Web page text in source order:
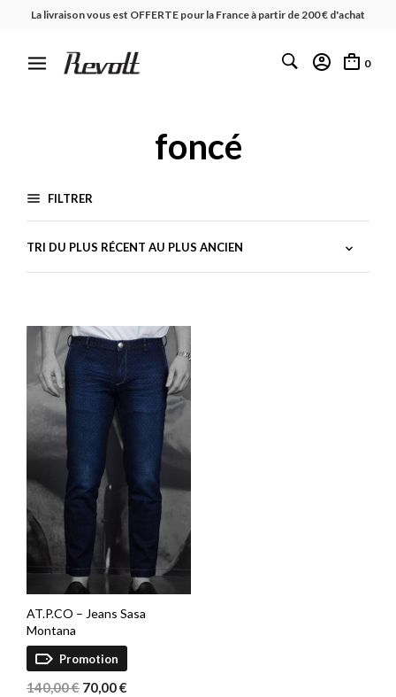
La livraison vous est OFFERTE pour la France à partir de 200 € d'achat
0
foncé
FILTRER
AT.P.CO – Jeans Sasa
Montana
Promotion
140,00€ Le
70,00€